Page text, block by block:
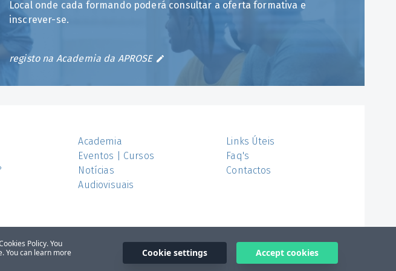
Policy. You
You can learn more
Cookie settings Accept cookies
Local onde cada formando poderá consultar a oferta formativa e
inscrever-se.
registo na Academia da APROSE
Academia
Eventos | Cursos
Notícias
Audiovisuais
Links Úteis
Faq's
Contactos
© 2026 APROSE Desenvolvido por 4por4